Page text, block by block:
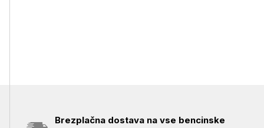
Brezplačna dostava na vse bencinske